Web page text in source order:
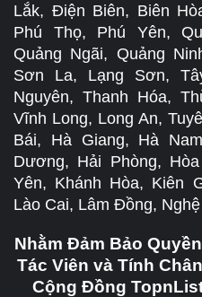
Lắk, Điện Biên, Biên
Phú Thọ, Phú Yên,
Quảng Ngãi, Quảng
Sơn La, Lạng Sơn,
Nguyên, Thanh Hóa,
Vĩnh Long, Long An,
Bái, Hà Giang, Hà
Dương, Hải Phòng,
Yên, Khánh Hòa, Kiên
Lào Cai, Lâm Đồng, Nghệ
Nhằm Đảm Bảo
Tác Viên và Tính
Cộng Đồng